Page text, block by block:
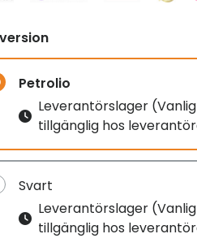
Petrolio
Leverantörslager
tillgänglig hos
Svart
Leverantörslager
tillgänglig hos